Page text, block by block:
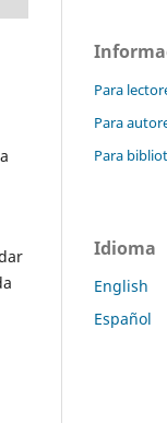
Para
Para
Para
Idioma
English
Español